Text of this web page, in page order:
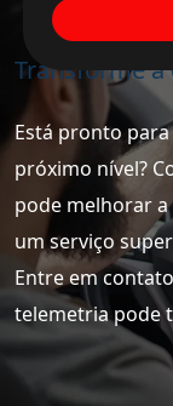
Transforme
Está pronto
próximo nível?
pode melhorar
um serviço
Entre em
telemetria pode